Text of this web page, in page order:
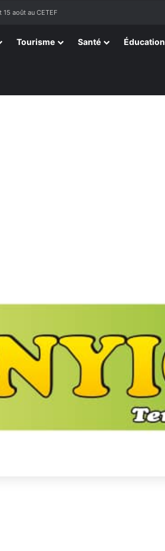
/ Sokpé
Tourisme Santé Éducation